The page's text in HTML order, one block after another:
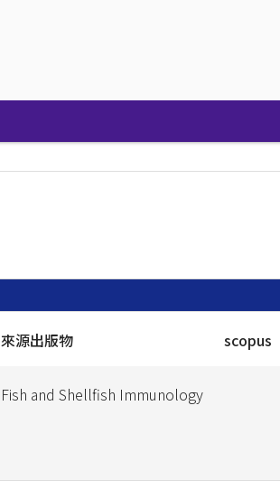
來源出版物 scopus
Fish and Shellfish Immunology